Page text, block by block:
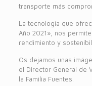
transporte más
La tecnología que
Año 2021», nos
rendimiento y
Os dejamos unas
el Director General de
la Familia Fuentes.